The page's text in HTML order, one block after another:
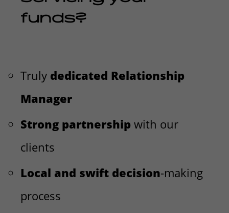
funds?
Truly dedicated Relationship
Manager
Strong partnership with our
clients
Local and swift decision-making
process